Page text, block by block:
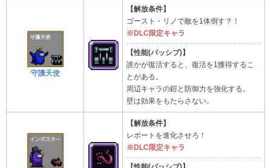
守護天使
【解放条件】
ゴースト・リノで敵を1体倒す？！
※DLC限定キャラ
【性能(パッシブ)】
誰かが復活すると、復活を1獲得するこ
とがある。
周辺キャラの鎧と防御力を強化する。
壁は効果をもたらさない。
【解放条件】
レポートを進化させろ！
※DLC限定キャラ